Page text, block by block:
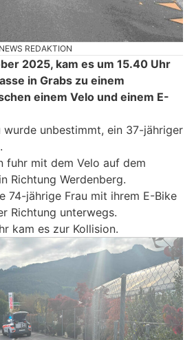
REDAKTION
2025, kam es um 15.40 Uhr
in Grabs zu einem
einem Velo und einem E-
wurde unbestimmt, ein 37-jähriger
fuhr mit dem Velo auf dem
Richtung Werdenberg.
74-jährige Frau mit ihrem E-Bike
Richtung unterwegs.
kam es zur Kollision.